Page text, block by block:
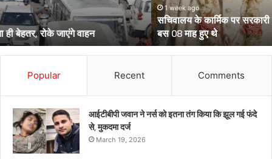
की
हत्या
का
आरोप,
शादी
08
1 week ago
सचिवालय के कार्मिक पर सरकारी शिक्षिका पत्नी की हत्या का आरोप, शादी को
बस 08 माह हुए थे
Popular Recent Comments
आईटीबीपी जवान ने नर्स को इतना तंग किया कि झूल गई फंदे
से, मुकदमा दर्ज
March 19, 2026